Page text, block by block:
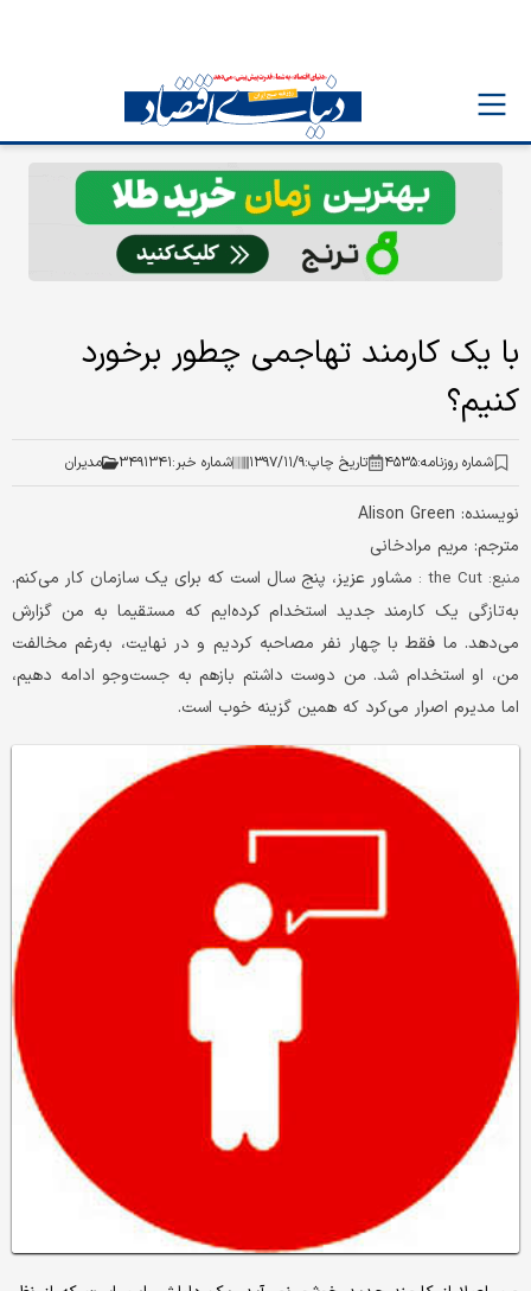
با یک کارمند تهاجمی چطور برخورد
کنیم؟
شماره روزنامه:۴۵۳۵ تاریخ چاپ:۱۳۹۷/۱۱/۹ شماره خبر:۳۴۹۱۳۴۱ مدیران
نویسنده: Alison Green
مترجم: مریم مرادخانی
منبع: the Cut :
مشاور عزیز، پنج سال است که برای یک سازمان کار می‌کنم.
به‌تازگی یک کارمند جدید استخدام کرده‌ایم که مستقیما به من گزارش
می‌دهد. ما فقط با چهار نفر مصاحبه کردیم و در نهایت، به‌رغم مخالفت
من، او استخدام شد. من دوست داشتم بازهم به جست‌وجو ادامه دهیم،
اما مدیرم اصرار می‌کرد که همین گزینه خوب است.